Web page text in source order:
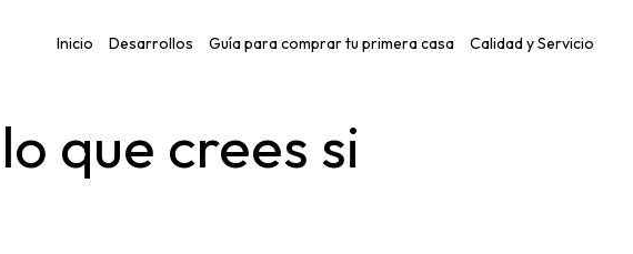
Inicio Desarrollos Guía para comprar tu primera casa Calidad y Servicio
que crees si